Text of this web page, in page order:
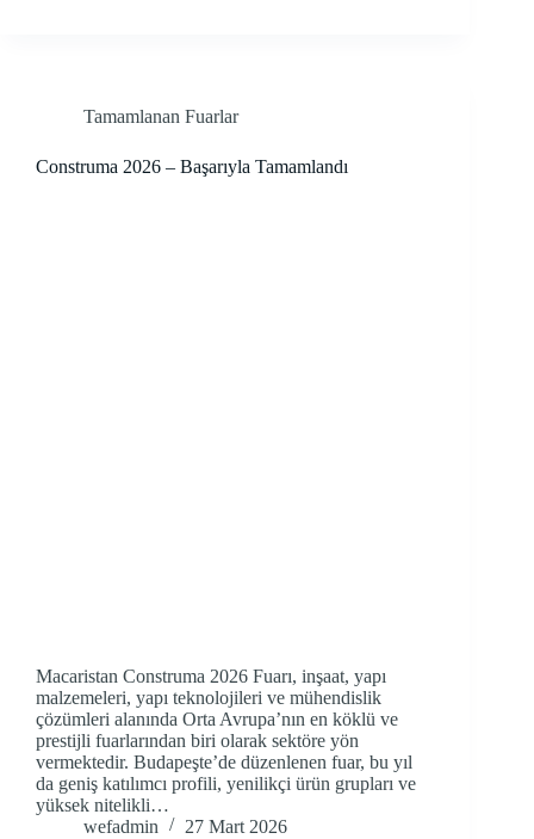
Tamamlanan Fuarlar
Construma 2026 – Başarıyla Tamamlandı
Macaristan Construma 2026 Fuarı, inşaat, yapı
malzemeleri, yapı teknolojileri ve mühendislik
çözümleri alanında Orta Avrupa’nın en köklü ve
prestijli fuarlarından biri olarak sektöre yön
vermektedir. Budapeşte’de düzenlenen fuar, bu yıl
da geniş katılımcı profili, yenilikçi ürün grupları ve
yüksek nitelikli…
wefadmin
27 Mart 2026